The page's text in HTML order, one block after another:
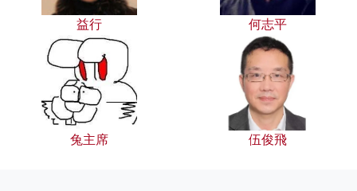
益行 何志平
兔主席 伍俊飛